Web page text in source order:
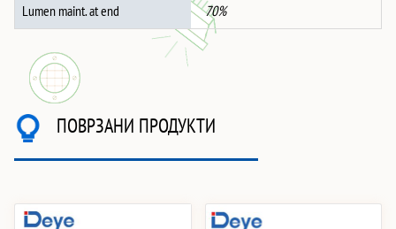
Lumen maint. at end 70%
ПОВРЗАНИ ПРОДУКТИ